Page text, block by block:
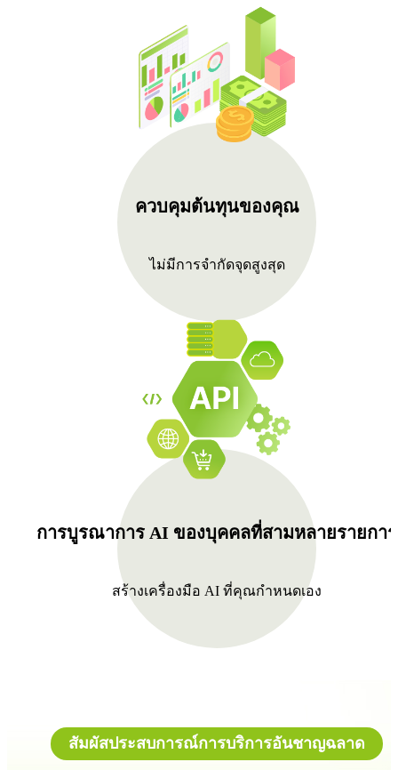
ควบคุมต้นทุนของคุณ
ไม่มีการจำกัดจุดสูงสุด
การบูรณาการ AI ของบุคคลที่สามหลายรายการ
สร้างเครื่องมือ AI ที่คุณกำหนดเอง
สัมผัสประสบการณ์การบริการอันชาญฉลาด